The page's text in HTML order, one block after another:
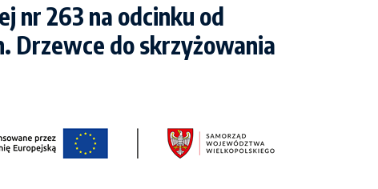
nr 263 na odcinku od
Drzewce do skrzyżowania